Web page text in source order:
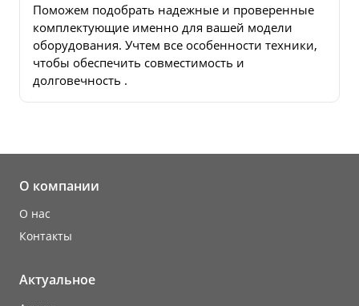
Поможем подобрать надежные и проверенные
комплектующие именно для вашей модели
оборудования. Учтем все особенности техники,
чтобы обеспечить совместимость и
долговечность .
О компании
О нас
Контакты
Актуальное